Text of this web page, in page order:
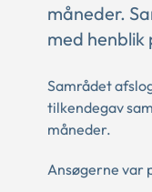
måneder.
med
Samrådet
tilkendegav
måneder.
Ansøgerne var